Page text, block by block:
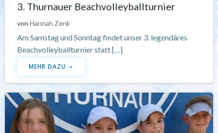
3. Thurnauer Beachvolleyballturnier
von Hannah Zenk
Am Samstag und Sonntag findet unser 3. legendäres
Beachvolleyballturnier statt […]
MEHR DAZU